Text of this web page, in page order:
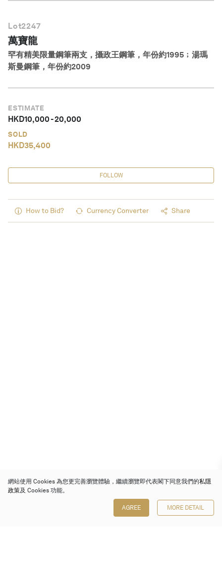
Lot2247
萬寶龍
罕有精美限量鋼筆兩支，攝政王鋼筆，年份約1995﹔湯瑪
斯曼鋼筆，年份約2009
ESTIMATE
HKD10,000-20,000
SOLD
HKD35,400
FOLLOW
How to Bid? Currency Converter Share
網站使用 Cookies 為您更完善瀏覽體驗，繼續瀏覽即代表閣下同意我們的私隱
政策及 Cookies 功能。
AGREE MORE DETAIL